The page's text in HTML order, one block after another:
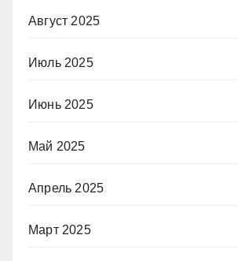
Август 2025
Июль 2025
Июнь 2025
Май 2025
Апрель 2025
Март 2025